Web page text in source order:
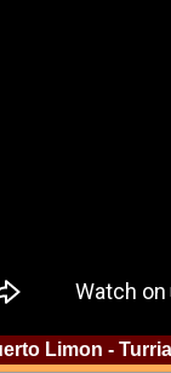
Limon -